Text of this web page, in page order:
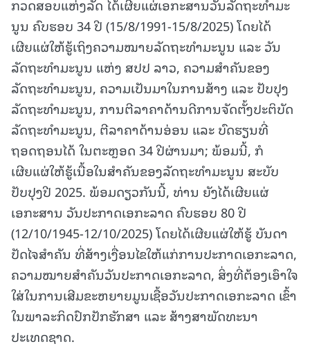
ກວດສອບແຫ່ງລັດ ໄດ້ເຜີຍແຜ່ເອກະສານວັນລັດຖະທໍາມະ
ນູນ ຄົບຮອບ 34 ປີ (15/8/1991-15/8/2025) ໂດຍໄດ້
ເຜີຍແຜ່ໃຫ້ຮູ້ເຖິງຄວາມໝາຍລັດຖະທໍາມະນູນ ແລະ ວັນ
ລັດຖະທໍາມະນູນ ແຫ່ງ ສປປ ລາວ, ຄວາມສໍາຄັນຂອງ
ລັດຖະທໍາມະນູນ, ຄວາມເປັນມາໃນການສ້າງ ແລະ ປັບປຸງ
ລັດຖະທໍາມະນູນ, ການຕີລາຄາດ້ານດີການຈັດຕັ້ງປະຕິບັດ
ລັດຖະທໍາມະນູນ, ຕີລາຄາດ້ານອ່ອນ ແລະ ບົດຮຽນທີ່
ຖອດຖອນໄດ້ ໃນຕະຫຼອດ 34 ປີຜ່ານມາ; ພ້ອມນີ້, ກໍ
ເຜີຍແຜ່ໃຫ້ຮູ້ເນື້ອໃນສຳຄັນຂອງລັດຖະທໍາມະນູນ ສະບັບ
ປັບປຸງປີ 2025. ພ້ອມດຽວກັນນີ້, ທ່ານ ຍັງໄດ້ເຜີຍແຜ່
ເອກະສານ ວັນປະກາດເອກະລາດ ຄົບຮອບ 80 ປີ
(12/10/1945-12/10/2025) ໂດຍໄດ້ເຜີຍແຜ່ໃຫ້ຮູ້ ບັນດາ
ປັດໄຈສຳຄັນ ທີ່ສ້າງເງື່ອນໄຂໃຫ້ແກ່ການປະກາດເອກະລາດ,
ຄວາມໝາຍສຳຄັນວັນປະກາດເອກະລາດ, ສິ່ງທີ່ຕ້ອງເອົາໃຈ
ໃສ່ໃນການເສີມຂະຫຍາຍມູນເຊື້ອວັນປະກາດເອກະລາດ ເຂົ້າ
ໃນພາລະກິດປົກປັກຮັກສາ ແລະ ສ້າງສາພັດທະນາ
ປະເທດຊາດ.